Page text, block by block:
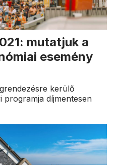
mutatjuk a
esemény
kerülő
programja díjmentesen